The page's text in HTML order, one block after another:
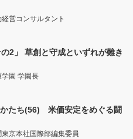
営コンサルタント
2」 草創と守成といずれが難き
園 学園長
たち(56) 米価安定をめぐる闘
京本社国際部編集委員